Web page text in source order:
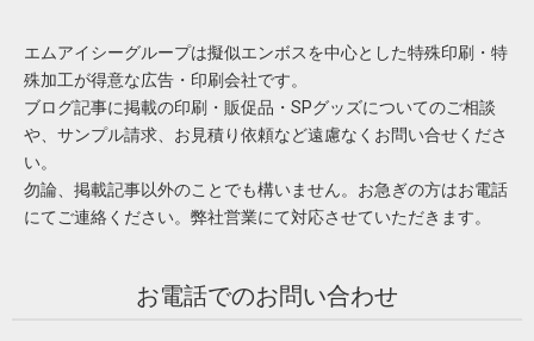
エムアイシーグループは擬似エンボスを中心とした特殊印刷・特
殊加工が得意な広告・印刷会社です。
ブログ記事に掲載の印刷・販促品・SPグッズについてのご相談
や、サンプル請求、お見積り依頼など遠慮なくお問い合せくださ
い。
勿論、掲載記事以外のことでも構いません。お急ぎの方はお電話
にてご連絡ください。弊社営業にて対応させていただきます。
お電話でのお問い合わせ